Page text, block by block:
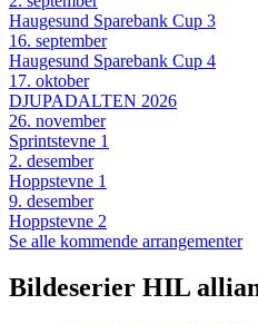
Haugesund Sparebank Cup 3
16. september
Haugesund Sparebank Cup 4
17. oktober
DJUPADALTEN 2026
26. november
Sprintstevne 1
2. desember
Hoppstevne 1
9. desember
Hoppstevne 2
Se alle kommende arrangementer
Bildeserier HIL